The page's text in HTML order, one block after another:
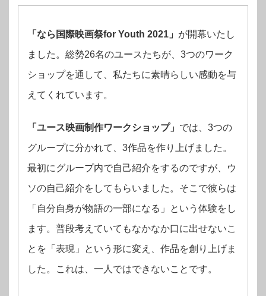
「なら国際映画祭for Youth 2021」 が開幕いたし
ました。総勢26名のユースたちが、3つのワーク
ショップを通して、私たちに素晴らしい感動を与
えてくれています。
「ユース映画制作ワークショップ」 では、3つの
グループに分かれて、3作品を作り上げました。
最初にグループ内で自己紹介をするのですが、ウ
ソの自己紹介をしてもらいました。そこで彼らは
「自分自身が物語の一部になる」という体験をし
ます。普段考えていてもなかなか口に出せないこ
とを「表現」という形に変え、作品を創り上げま
した。これは、一人ではできないことです。